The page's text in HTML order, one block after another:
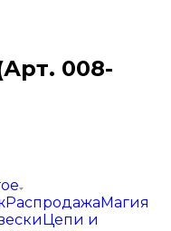
008-
РаспродажаМагия
Цепи и